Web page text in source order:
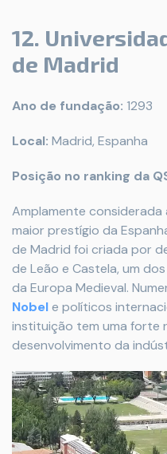
12.
de Madrid
Ano de fundação: 1293
Local: Madrid, Espanha
Posição no ranking da
Amplamente
maior prestígio da
de Madrid foi criada por
de Leão e Castela, um
da Europa Medieval.
Nobele políticos
instituição tem uma forte
desenvolvimento da